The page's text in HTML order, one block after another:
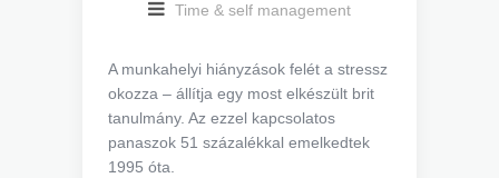
Time & self management
A munkahelyi hiányzások felét a stressz
okozza – állítja egy most elkészült brit
tanulmány. Az ezzel kapcsolatos
panaszok 51 százalékkal emelkedtek
1995 óta.